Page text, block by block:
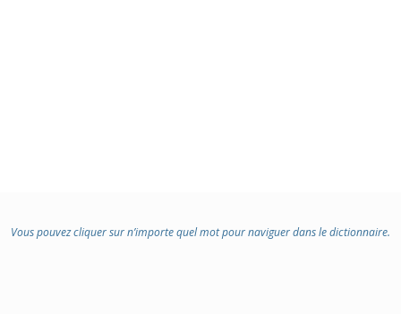
Vous pouvez cliquer sur n’importe quel mot pour naviguer dans le dictionnaire.